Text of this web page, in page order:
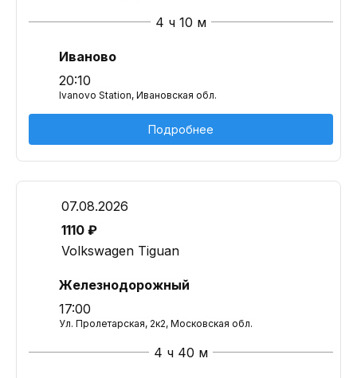
4 ч 10 м
Иваново
20:10
Ivanovo Station, Ивановская обл.
Подробнее
07.08.2026
1110 ₽
Volkswagen Tiguan
Железнодорожный
17:00
Ул. Пролетарская, 2к2, Московская обл.
4 ч 40 м